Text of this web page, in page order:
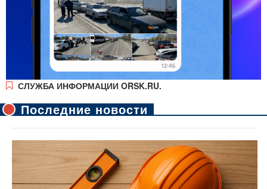
СЛУЖБА ИНФОРМАЦИИ ORSK.RU.
Последние новости